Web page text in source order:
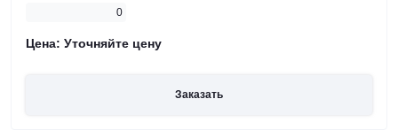
0
Цена: Уточняйте цену
Заказать